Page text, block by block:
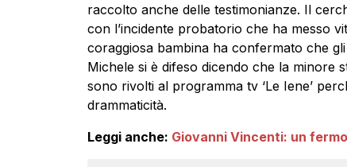
raccolto anche delle testimonianze. Il
con l’incidente probatorio che ha messo
coraggiosa bambina ha confermato che
Michele si è difeso dicendo che la minore
sono rivolti al programma tv ‘Le Iene’
drammaticità.
Leggi anche: Giovanni Vincenti: un